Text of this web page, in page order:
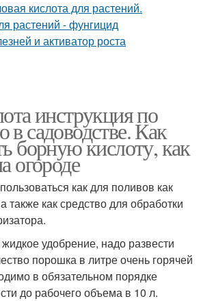
инструкция по
садоводстве. Как
борную кислоту, как
огороде
как для поливов как
также как средство для обработки
удобрение, надо развести
порошка в литре очень горячей
в обязательном порядке
до рабочего объема в 10 л.